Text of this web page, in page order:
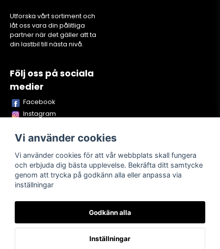
Utforska vårt sortiment och
låt oss vara din pålitliga
partner när det gäller att ta
din lastbil till nästa nivå.
Följ oss på sociala
medier
Facebook
Instagram
TikTok
Köpvillkor Kontakta oss Om oss
Vi använder cookies
Vi använder cookies för att vår webbplats skall fungera
och erbjuda dig bästa upplevelse. Bekräfta ditt samtycke
genom att trycka på godkänn alla eller anpassa via
inställningar
Godkänn alla
Inställningar